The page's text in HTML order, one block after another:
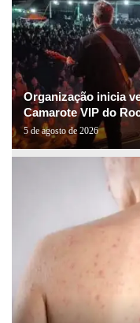
Organização inicia
Camarote VIP do
5 de agosto de 2026